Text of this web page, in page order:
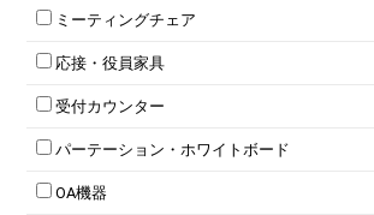
上下連結キャビネット
軽量ラック（スチールラック）
収納家具その他
両開書庫
ラテラル書庫
3人用ロッカー
5人用ロッカー
8人用ロッカー
多人数ロッカー
ダイヤル錠ロッカー
スタッキングテーブル
ネスティングテーブル
カウンターテーブル
T字脚テーブル
会議テーブルW1200～
ミーティングチェア
キャスター付きミーティングチェア
スタッキングミーティングチェア
テーブル付きミーティングチェア
折りたたみミーティングチェア
ハイチェア
応接・役員家具
応接セット
応接ソファ
応接チェア
応接・役員家具その他
受付カウンター
ローカウンター
ラウンジカウンター
パーテーション・ホワイトボード
パーテーション
自立タイプパーテーション
OA機器